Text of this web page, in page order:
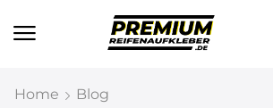
Home Blog